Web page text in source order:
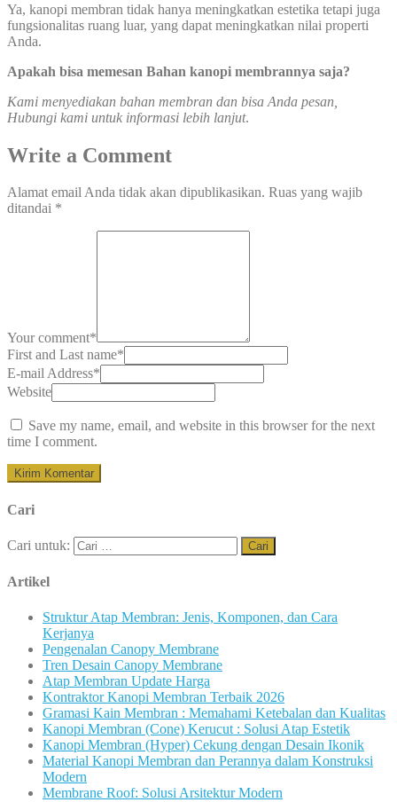
Ya, kanopi membran tidak hanya meningkatkan estetika tetapi juga
fungsionalitas ruang luar, yang dapat meningkatkan nilai properti
Anda.
Apakah bisa memesan Bahan kanopi membrannya saja?
Kami menyediakan bahan membran dan bisa Anda pesan,
Hubungi kami untuk informasi lebih lanjut.
Write a Comment
Alamat email Anda tidak akan dipublikasikan. Ruas yang wajib
ditandai *
Your comment*
First and Last name*
E-mail Address*
Website
Save my name, email, and website in this browser for the next
time I comment.
Cari
Cari untuk:
Artikel
Struktur Atap Membran: Jenis, Komponen, dan Cara
Kerjanya
Pengenalan Canopy Membrane
Tren Desain Canopy Membrane
Atap Membran Update Harga
Kontraktor Kanopi Membran Terbaik 2026
Gramasi Kain Membran : Memahami Ketebalan dan Kualitas
Kanopi Membran (Cone) Kerucut : Solusi Atap Estetik
Kanopi Membran (Hyper) Cekung dengan Desain Ikonik
Material Kanopi Membran dan Perannya dalam Konstruksi
Modern
Membrane Roof: Solusi Arsitektur Modern